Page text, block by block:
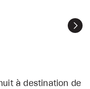
à destination de